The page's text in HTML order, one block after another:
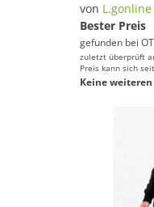
von L.gonline
Bester Preis
gefunden bei
zuletzt überprüft
Preis kann sich
Keine